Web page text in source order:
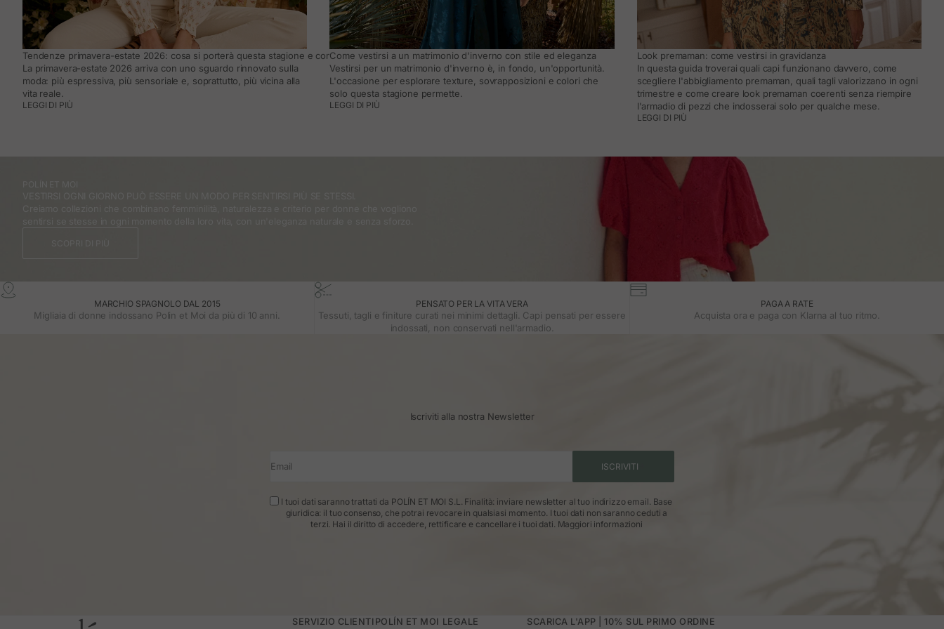
Tendenze primavera-estate 2026: cosa si porterà questa stagione e come adattarlo al quotidiano
La primavera-estate 2026 arriva con uno sguardo rinnovato sulla
moda: più espressiva, più sensoriale e, soprattutto, più vicina alla
vita reale.
LEGGI DI PIÙ
Come vestirsi a un matrimonio d'inverno con stile ed eleganza
Vestirsi per un matrimonio d'inverno è, in fondo, un'opportunità.
L'occasione per esplorare texture, sovrapposizioni e colori che
solo questa stagione permette.
LEGGI DI PIÙ
Look premaman: come vestirsi in gravidanza
In questa guida troverai quali capi funzionano davvero, come
scegliere l'abbigliamento premaman, quali tagli valorizzano in ogni
trimestre e come creare look premaman coerenti senza riempire
l'armadio di pezzi che indosserai solo per qualche mese.
LEGGI DI PIÙ
MARCHIO SPAGNOLO DAL 2015
Migliaia di donne indossano Polin et Moi da più di 10 anni.
PENSATO PER LA VITA VERA
Tessuti, tagli e finiture curati nei minimi dettagli. Capi pensati per essere
indossati, non conservati nell'armadio.
PAGA A RATE
Acquista ora e paga con Klarna al tuo ritmo.
Iscriviti alla nostra Newsletter
Email ISCRIVITI
I tuoi dati saranno trattati da POLÍN ET MOI S.L. Finalità: inviare newsletter al tuo indirizzo email. Base
giuridica: il tuo consenso, che potrai revocare in qualsiasi momento. I tuoi dati non saranno ceduti a
terzi. Hai il diritto di accedere, rettificare e cancellare i tuoi dati. Maggiori informazioni
SERVIZIO CLIENTI POLÍN ET MOI LEGALE SCARICA L'APP | 10% SUL PRIMO ORDINE